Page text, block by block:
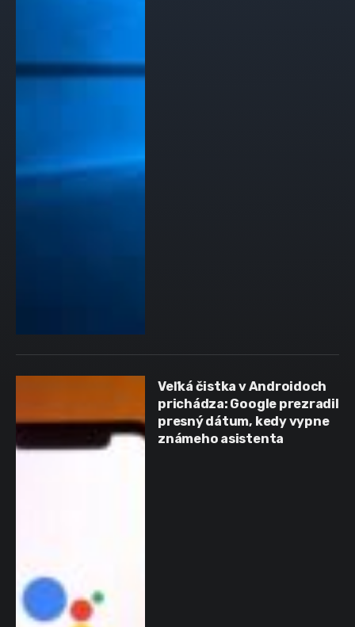
Veľká čistka v Androidoch
prichádza: Google prezradil
presný dátum, kedy vypne
známeho asistenta